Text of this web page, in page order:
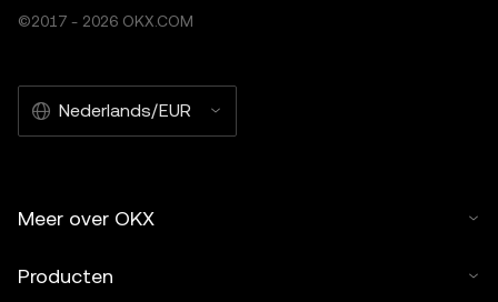
Afgeleide werken of ander gebruik van dit artikel zijn niet
©2017 - 2026 OKX.COM
Nederlands/EUR
Meer over OKX
Producten